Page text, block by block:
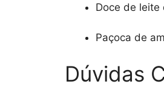
Doce de leite
Paçoca de
Dúvidas